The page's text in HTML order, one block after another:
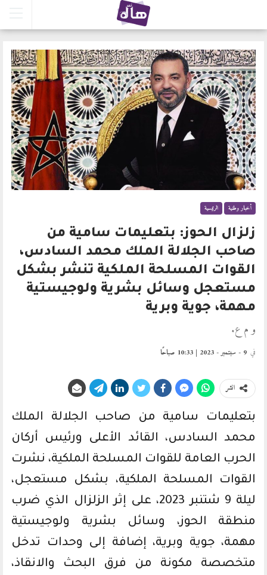
أخبار وطنية الرئيسية
زلزال الحوز: بتعليمات سامية من
صاحب الجلالة الملك محمد السادس،
القوات المسلحة الملكية تنشر بشكل
مستعجل وسائل بشرية ولوجيستية
مهمة، جوية وبرية
و م ع.
في 9 - سبتمبر - 2023 | 10:33 صباحًا
انشر
بتعليمات سامية من صاحب الجلالة الملك
محمد السادس، القائد الأعلى ورئيس أركان
الحرب العامة للقوات المسلحة الملكية، نشرت
القوات المسلحة الملكية، بشكل مستعجل،
ليلة 9 شتنبر 2023، على إثر الزلزال الذي ضرب
منطقة الحوز، وسائل بشرية ولوجيستية
مهمة، جوية وبرية، إضافة إلى وحدات تدخل
متخصصة مكونة من فرق البحث والانقاذ،